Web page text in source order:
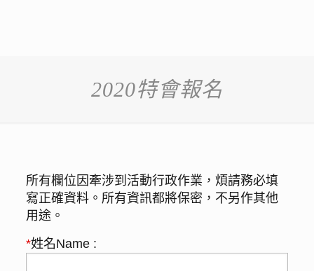
2020特會報名
所有欄位因牽涉到活動行政作業，煩請務必填
寫正確資料。所有資訊都將保密，不另作其他
用途。
*姓名Name :